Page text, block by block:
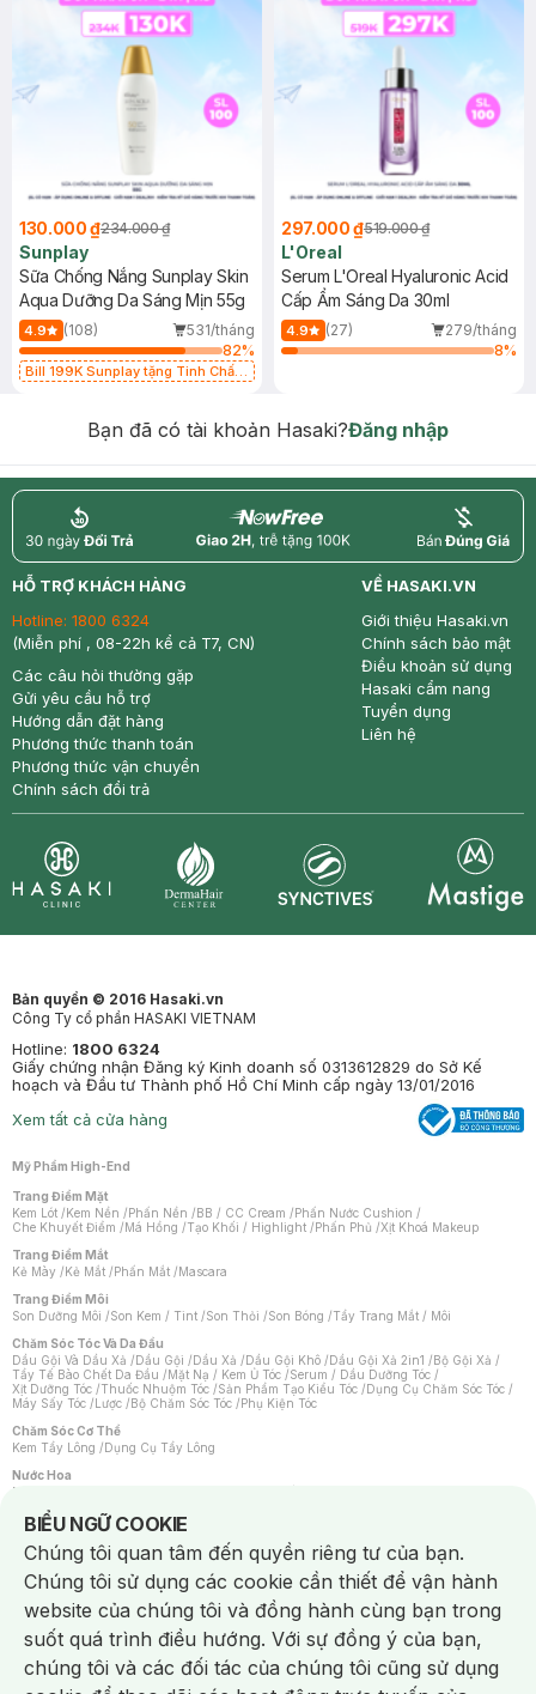
130.000 ₫234.000 ₫
Sunplay
Sữa Chống Nắng Sunplay Skin
Aqua Dưỡng Da Sáng Mịn 55g
4.9 (108)
531/tháng
82%
Bill 199K Sunplay tặng Tinh Chất
297.000 ₫519.000 ₫
L'Oreal
Serum L'Oreal Hyaluronic Acid
Cấp Ẩm Sáng Da 30ml
4.9 (27)
279/tháng
8%
Bạn đã có tài khoản Hasaki?Đăng nhập
return nowfree price
HỖ TRỢ KHÁCH HÀNG
Hotline: 1800 6324
(Miễn phí , 08-22h kể cả T7, CN)
Các câu hỏi thường gặp
Gửi yêu cầu hỗ trợ
Hướng dẫn đặt hàng
Phương thức thanh toán
Phương thức vận chuyển
Chính sách đổi trả
VỀ HASAKI.VN
Giới thiệu Hasaki.vn
Chính sách bảo mật
Điều khoản sử dụng
Hasaki cẩm nang
Tuyển dụng
Liên hệ
Bản quyền © 2016 Hasaki.vn
Công Ty cổ phần HASAKI VIETNAM
Hotline: 1800 6324
Giấy chứng nhận Đăng ký Kinh doanh số 0313612829 do Sở Kế
hoạch và Đầu tư Thành phố Hồ Chí Minh cấp ngày 13/01/2016
Xem tất cả cửa hàng
Mỹ Phẩm High-End
Trang Điểm Mặt
Kem Lót /Kem Nền /Phấn Nền /BB / CC Cream /Phấn Nước Cushion /
Che Khuyết Điểm /Má Hồng /Tạo Khối / Highlight /Phấn Phủ /Xịt Khoá Makeup
Trang Điểm Mắt
Kẻ Mày /Kẻ Mắt /Phấn Mắt /Mascara
Trang Điểm Môi
Son Dưỡng Môi /Son Kem / Tint /Son Thỏi /Son Bóng /Tẩy Trang Mắt / Môi
Chăm Sóc Tóc Và Da Đầu
Dầu Gội Và Dầu Xả /Dầu Gội /Dầu Xả /Dầu Gội Khô /Dầu Gội Xả 2in1 /Bộ Gội Xả /
Tẩy Tế Bào Chết Da Đầu /Mặt Nạ / Kem Ủ Tóc /Serum / Dầu Dưỡng Tóc /
Xịt Dưỡng Tóc /Thuốc Nhuộm Tóc /Sản Phẩm Tạo Kiểu Tóc /Dụng Cụ Chăm Sóc Tóc /
Máy Sấy Tóc /Lược /Bộ Chăm Sóc Tóc /Phụ Kiện Tóc
Chăm Sóc Cơ Thể
Kem Tẩy Lông /Dụng Cụ Tẩy Lông
Nước Hoa
Nước Hoa Nữ
Chăm Sóc Cá Nhân
Chống Muỗi /Khẩu Trang /Máy Massage/Mặt Nạ Xông Hơi /Nước Rửa Tay/
Sản Phẩm Chăm Sóc Khác /Bàn Chải Đánh Răng /Bàn Chải Điện/
Hỗ Trợ Trắng Răng/Kem Đánh Răng /Máy Tăm Nước/ Nước Súc Miệng/
Tăm / Chỉ Nha Khoa/ Xịt Thơm Miệng / Dung Dịch Vệ Sinh/Dưỡng Vùng Kín/
Khăn Ướt Vệ Sinh Vùng Kín/Băng Vệ Sinh/Tampon/Bọt Cạo Râu /Dao Cạo Râu/
Máy Cạo Râu
Vấn Đề Về Da
Da Dầu / Lỗ Chân Lông To/ Da Khô / Mất Nước/ Da Lão Hóa/ Da Mụn/
Da Nhạy Cảm / Kích Ứng
Da Xỉn Màu Thâm / Nám / Tàn Nhang
BIỂU NGỮ COOKIE
Notice about cookies usage
Chúng tôi quan tâm đến quyền riêng tư của bạn.
Chúng tôi sử dụng các cookie cần thiết để vận hành
website của chúng tôi và đồng hành cùng bạn trong
suốt quá trình điều hướng. Với sự đồng ý của bạn,
chúng tôi và các đối tác của chúng tôi cũng sử dụng